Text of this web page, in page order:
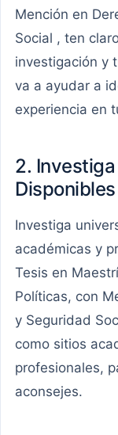
Mención en
Social , ten
investigación y
va a ayudar a
experiencia en
2.
Disponibles
Investiga
académicas y
Tesis en
Políticas, con
y Seguridad
como sitios
profesionales,
aconsejes.